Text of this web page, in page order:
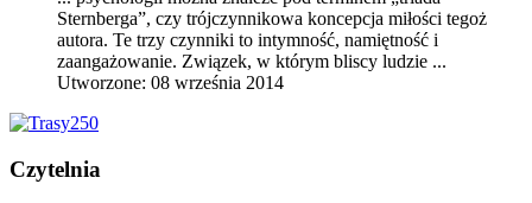
Sternberga”, czy trójczynnikowa koncepcja miłości tegoż
autora. Te trzy czynniki to intymność, namiętność i
zaangażowanie. Związek, w którym bliscy ludzie ...
Utworzone: 08 września 2014
Czytelnia